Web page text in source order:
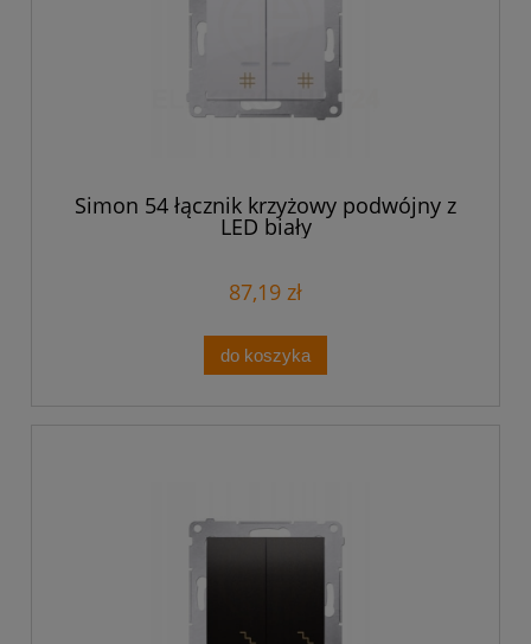
Simon 54 łącznik krzyżowy podwójny z
LED biały
87,19 zł
do koszyka